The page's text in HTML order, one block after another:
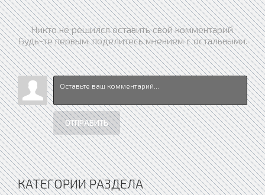
Никто не решился оставить свой комментарий.
Будь-те первым, поделитесь мнением с остальными.
ОТПРАВИТЬ
КАТЕГОРИИ РАЗДЕЛА